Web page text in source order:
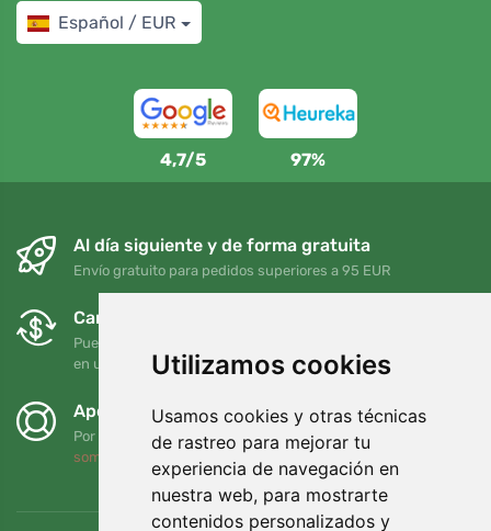
Utilizamos cookies
Usamos cookies y otras técnicas
de rastreo para mejorar tu
experiencia de navegación en
nuestra web, para mostrarte
contenidos personalizados y
Español / EUR
4,7/5 97%
Al día siguiente y de forma gratuita
Envío gratuito para pedidos superiores a 95 EUR
Cambios y devoluciones gratuitos
Puede devolver o cambiar su pedido en cualquier momento
en un plazo de 90 días
Apoyamos a Trees.org
Por cada pedido plantamos un árbol. Leer más
somos